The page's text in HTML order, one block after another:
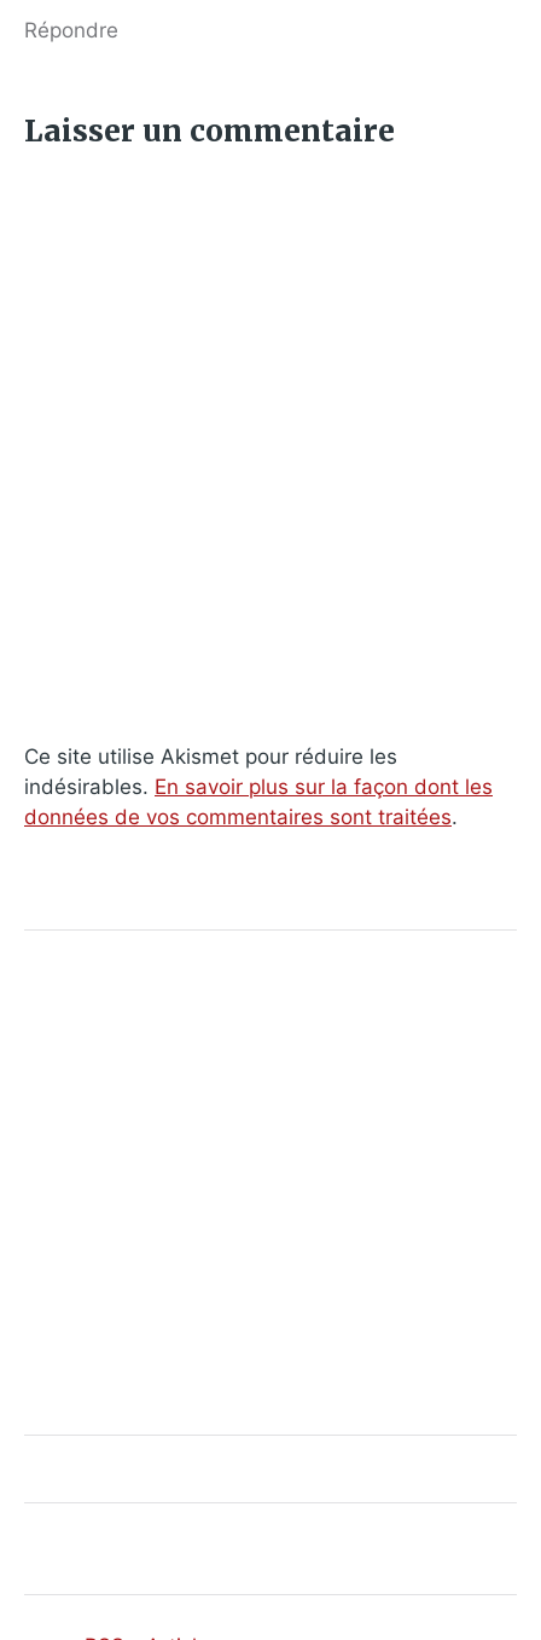
Répondre
Laisser un commentaire
Ce site utilise Akismet pour réduire les
indésirables. En savoir plus sur la façon dont les
données de vos commentaires sont traitées.